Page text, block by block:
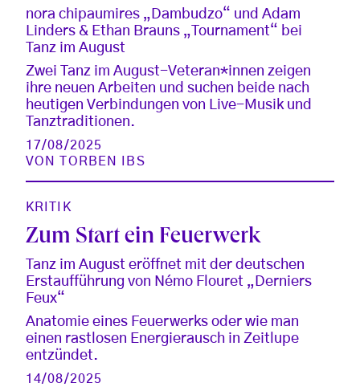
nora chipaumires „Dambudzo“ und Adam
Linders & Ethan Brauns „Tournament“ bei
Tanz im August
Zwei Tanz im August-Veteran*innen zeigen
ihre neuen Arbeiten und suchen beide nach
heutigen Verbindungen von Live-Musik und
Tanztraditionen.
17/08/2025
VON
TORBEN IBS
KRITIK
Zum Start ein Feuerwerk
Tanz im August eröffnet mit der deutschen
Erstaufführung von Némo Flouret „Derniers
Feux“
Anatomie eines Feuerwerks oder wie man
einen rastlosen Energierausch in Zeitlupe
entzündet.
14/08/2025